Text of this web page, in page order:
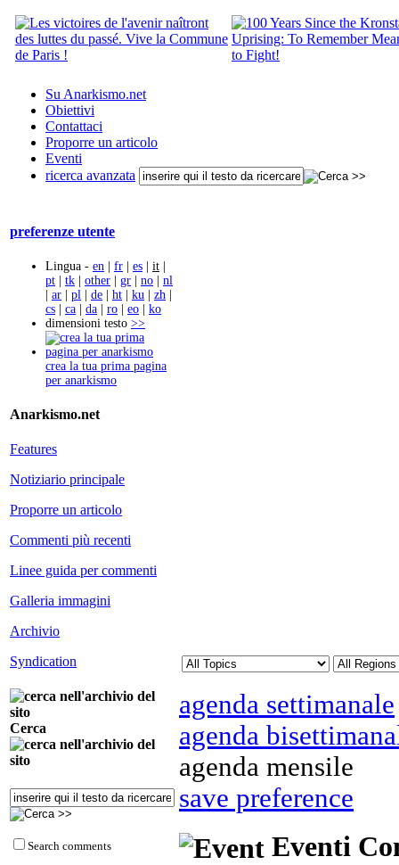
Su Anarkismo.net
Obiettivi
Contattaci
Proporre un articolo
Eventi
ricerca avanzata
preferenze utente
Lingua - en | fr | es | it |
pt | tk | other | gr | no | nl
| ar | pl | de | ht | ku | zh |
cs | ca | da | ro | eo | ko
dimensioni testo >>
crea la tua prima pagina
per anarkismo
Anarkismo.net
Features
Notiziario principale
Proporre un articolo
Commenti più recenti
Linee guida per commenti
Galleria immagini
Archivio
Syndication
Cerca
Search comments
agenda settimanale
agenda
agenda mensile
save preference
Eventi